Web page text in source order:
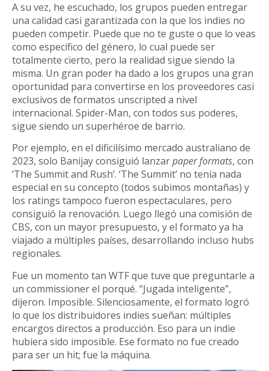
A su vez, he escuchado, los grupos pueden entregar
una calidad casi garantizada con la que los indies no
pueden competir. Puede que no te guste o que lo veas
como específico del género, lo cual puede ser
totalmente cierto, pero la realidad sigue siendo la
misma. Un gran poder ha dado a los grupos una gran
oportunidad para convertirse en los proveedores casi
exclusivos de formatos unscripted a nivel
internacional. Spider-Man, con todos sus poderes,
sigue siendo un superhéroe de barrio.
Por ejemplo, en el dificilísimo mercado australiano de
2023, solo Banijay consiguió lanzarpaper formats, con
‘The Summit and Rush’. ‘The Summit’ no tenía nada
especial en su concepto (todos subimos montañas) y
los ratings tampoco fueron espectaculares, pero
consiguió la renovación. Luego llegó una comisión de
CBS, con un mayor presupuesto, y el formato ya ha
viajado a múltiples países, desarrollando incluso hubs
regionales.
Fue un momento tan WTF que tuve que preguntarle a
un commissioner el porqué. “Jugada inteligente”,
dijeron. Imposible. Silenciosamente, el formato logró
lo que los distribuidores indies sueñan: múltiples
encargos directos a producción. Eso para un indie
hubiera sido imposible. Ese formato no fue creado
para ser un hit; fue la máquina.